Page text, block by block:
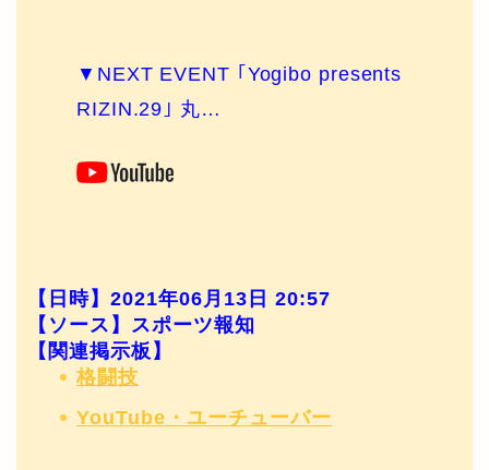
▼NEXT EVENT ｢Yogibo presents
RIZIN.29｣ 丸…
【日時】2021年06月13日 20:57
【ソース】スポーツ報知
【関連掲示板】
格闘技
YouTube・ユーチューバー